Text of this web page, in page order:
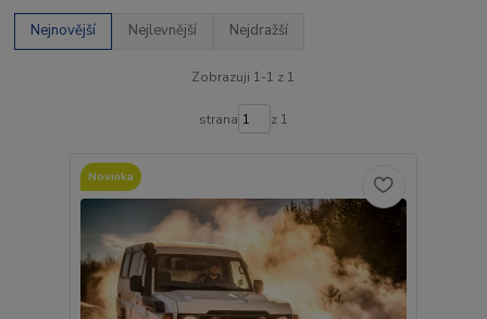
Nejnovější Nejlevnější Nejdražší
Zobrazuji 1-1 z 1
strana z 1
Novinka